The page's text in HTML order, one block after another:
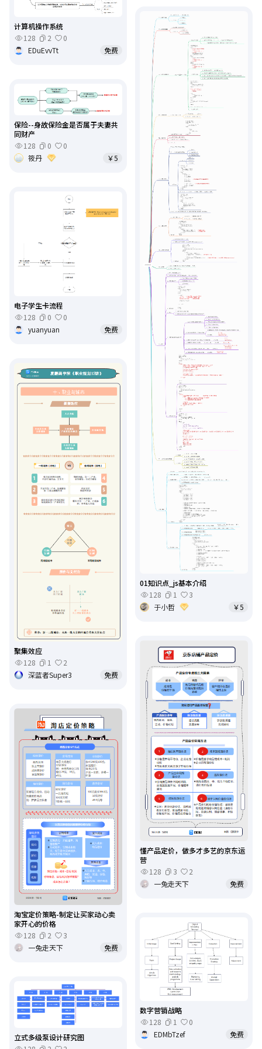
计算机操作系统
128
2
0
EDuEvvTt
免费
01知识点_js基本介绍
128
1
3
于小哲
￥5
保险--身故保险金是否属于夫妻共
同财产
128
0
0
筱丹
￥5
电子学生卡流程
128
0
0
yuanyuan
免费
聚集效应
128
1
2
深蓝者Super3
免费
懂产品定价，做多才多艺的京东运
营
128
3
2
一兔走天下
免费
淘宝定价策略-制定让买家动心卖
家开心的价格
128
2
3
一兔走天下
免费
数字营销战略
128
1
0
EDMbTzef
免费
立式多级泵设计研究图